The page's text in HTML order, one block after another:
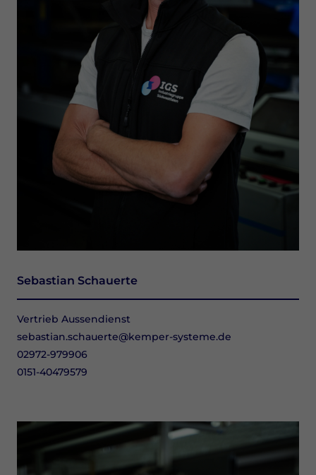
Sebastian Schauerte
Vertrieb Aussendienst
sebastian.schauerte@kemper-systeme.de
02972-979906
0151-40479579